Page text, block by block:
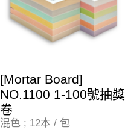
[Mortar Board]
NO.1100 1-100號抽獎
卷
混色 ; 12本 / 包